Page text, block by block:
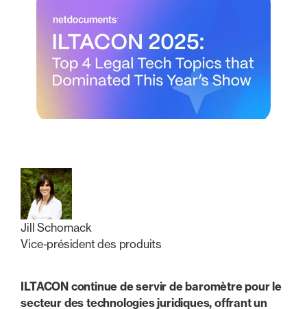
Jill Schornack
Vice-président des produits
ILTACON continue de servir de baromètre pour le
secteur des technologies juridiques, offrant un